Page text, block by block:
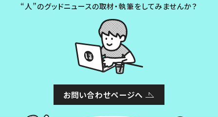
“人”のグッドニュースの取材・執筆をしてみませんか？
お問い合わせページへ